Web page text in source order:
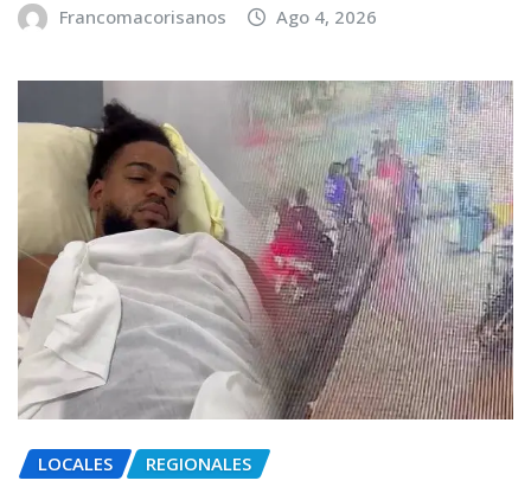
Francomacorisanos Ago 4, 2026
LOCALES REGIONALES